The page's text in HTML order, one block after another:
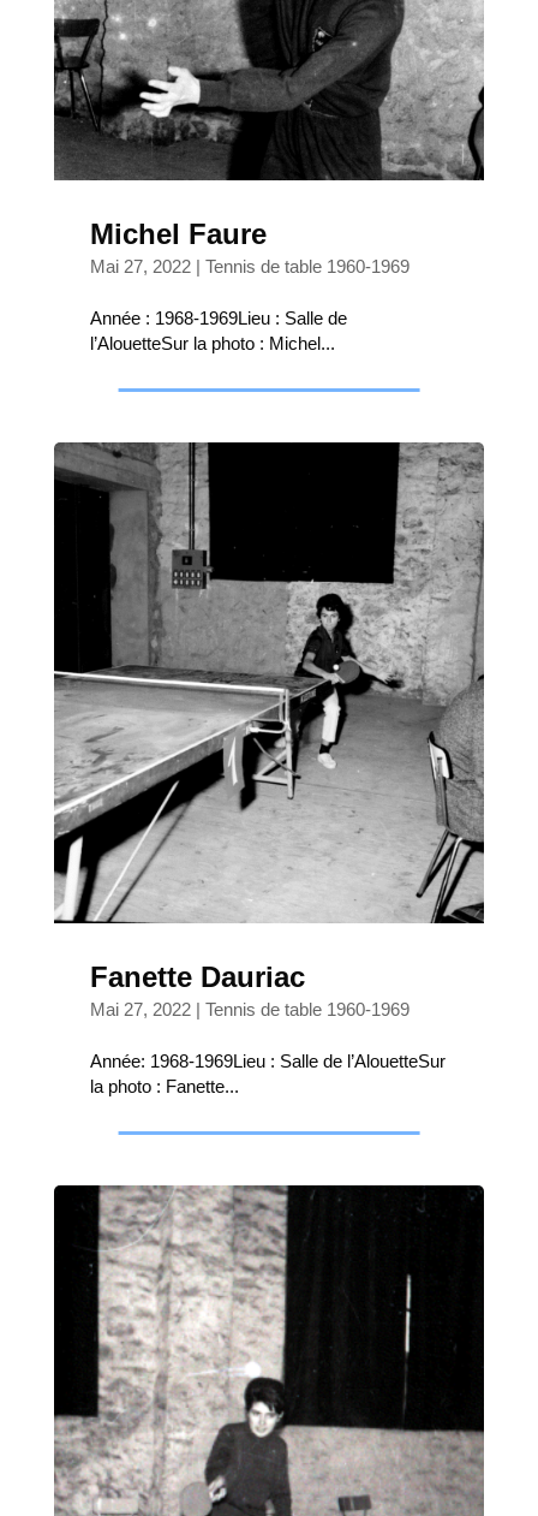
Michel Faure
Mai 27, 2022| Tennis de table 1960-1969
Année : 1968-1969Lieu : Salle de
l’AlouetteSur la photo : Michel...
Fanette Dauriac
Mai 27, 2022| Tennis de table 1960-1969
Année: 1968-1969Lieu : Salle de l’AlouetteSur
la photo : Fanette...